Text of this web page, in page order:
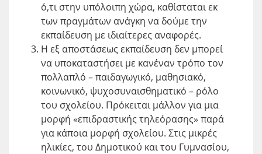
ό,τι στην υπόλοιπη χώρα, καθίσταται εκ
των πραγμάτων ανάγκη να δούμε την
εκπαίδευση με ιδιαίτερες αναφορές.
Η εξ αποστάσεως εκπαίδευση δεν μπορεί
να υποκαταστήσει με κανέναν τρόπο τον
πολλαπλό – παιδαγωγικό, μαθησιακό,
κοινωνικό, ψυχοσυναισθηματικό – ρόλο
του σχολείου. Πρόκειται μάλλον για μια
μορφή «επιδραστικής τηλεόρασης» παρά
για κάποια μορφή σχολείου. Στις μικρές
ηλικίες, του Δημοτικού και του Γυμνασίου,